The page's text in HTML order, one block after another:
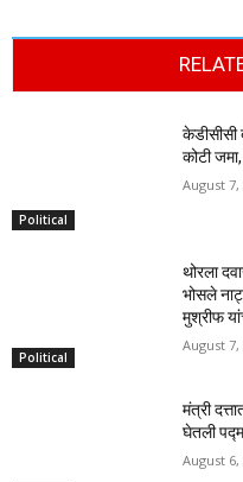
Political
कोटी
August 7,
Political
थोरला
भोसले
मुश्रीफ
August 7,
मंत्री
घेतली
August 6,